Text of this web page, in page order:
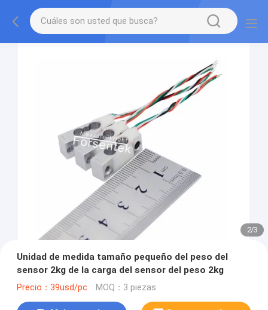
2/3
Unidad de medida tamaño pequeño del peso del
sensor 2kg de la carga del sensor del peso 2kg
Precio：39usd/pc MOQ：3 piezas